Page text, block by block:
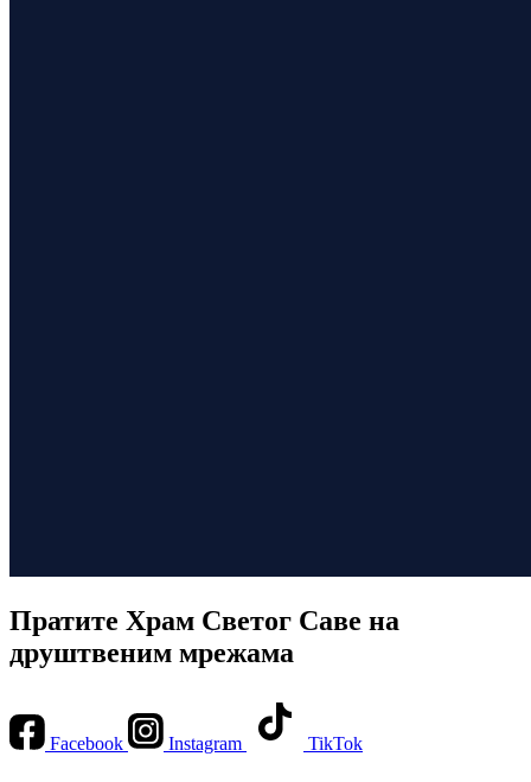
Пратите Храм Светог Саве на
друштвеним мрежама
Facebook Instagram TikTok